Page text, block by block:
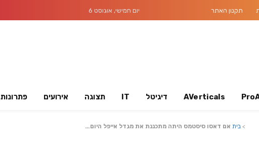
תקנון האתר יום חמישי, אוגוסט 6
AVerticals דיגיטל IT תצוגה אירועים פתרונות
>בית אם דאסו סיסטמס היתה מתכננת את מגדל אייפל היום…